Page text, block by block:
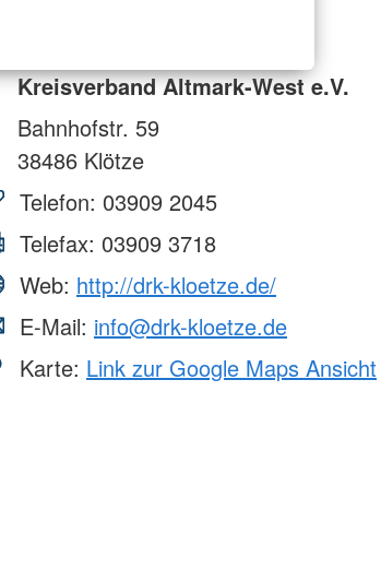
Kreisverband Altmark-West e.V.
Bahnhofstr. 59
38486 Klötze
Telefon: 03909 2045
Telefax: 03909 3718
Web: http://drk-kloetze.de/
E-Mail: info@drk-kloetze.de
Karte: Link zur Google Maps Ansicht